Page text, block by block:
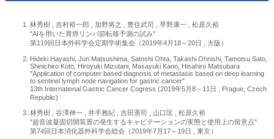
林秀樹 , 吉村裕一郎 , 加野将之 , 豊住武司 , 早野康一 , 松原久裕
"AIを用いた胃癌リンパ節転移予測の試み"
第119回日本外科学会定期学術集会（2019年4月18～20日 , 大阪）
Hideki Hayashi, Jun Matsushima, Satoshi Ohta, Takashi Ohnishi, Tamotsu Sato,
Shinichiro Koto, Hiroyuki Mizutani, Masayuki Kano, Hisahiro Matsubara
"Application of computer based diagnosis of metastasis based on deep learning
to sentinel lymph node navigation for gastric cancer"
13th International Gastric Cancer Cogress (2019年5月8～11日 , Prague, Czech
Republic)
林秀樹 , 谷澤伸一 , 井手雅紀 , 吉田憲司 , 山口匡 , 松原久裕
"超音波凝固切開装置の発生するキャビテーションの実態と使用上の留意点"
第74回日本消化器外科学会総会（2019年7月17～19日 , 東京）